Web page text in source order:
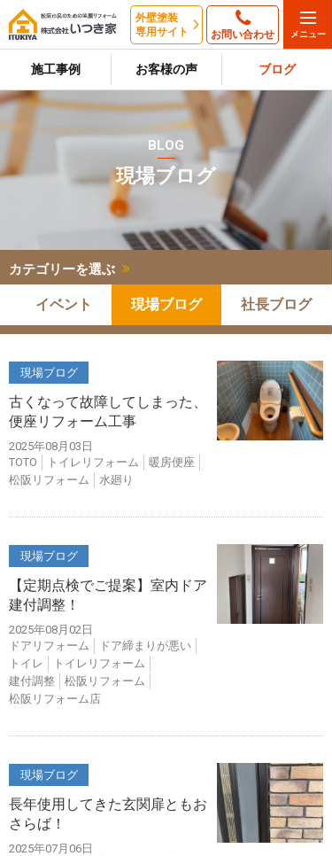
外壁塗装
専用サイト
お問い合わせ
施工事例 お客様の声 ブログ
BLOG
現場ブログ
カテゴリーを選ぶ
イベント 現場ブログ 社長ブログ
現場ブログ
古くなって故障してしまった、
便座リフォーム工事
2025年08月03日
TOTO
トイレリフォーム
暖房便座
松阪リフォーム
水廻り
現場ブログ
【定期点検でご提案】室内ドア
建付調整！
2025年08月02日
ドアリフォーム
ドア締まりが悪い
トイレ
トイレリフォーム
建付調整
松阪リフォーム
松阪リフォーム店
現場ブログ
長年使用してきた玄関扉ともお
さらば！
2025年07月06日